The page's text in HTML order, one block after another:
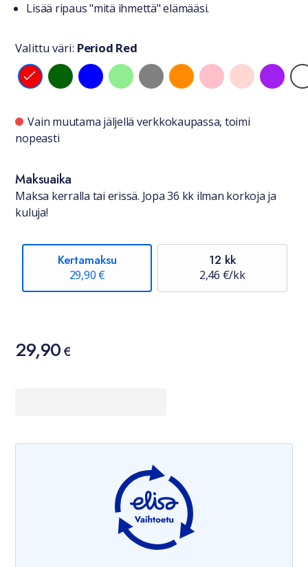
Lisää ripaus "mitä ihmettä" elämääsi.
Valitse väri
Valittu väri: Period Red
Saatavuustiedot
Vain muutama jäljellä verkkokaupassa, toimi
nopeasti
Maksuaika
Maksa kerralla tai erissä. Jopa 36 kk ilman korkoja ja
kuluja!
Kertamaksu
29,90 €
12 kk
2,46 €/kk
Hinta
29,90 €
29,90€